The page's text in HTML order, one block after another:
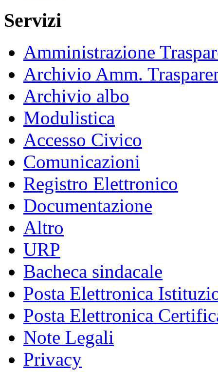
Servizi
Amministrazione
Archivio Amm.
Archivio albo
Modulistica
Accesso Civico
Comunicazioni
Registro Elettronico
Documentazione
Altro
URP
Bacheca sindacale
Posta Elettronica
Posta Elettronica
Note Legali
Privacy